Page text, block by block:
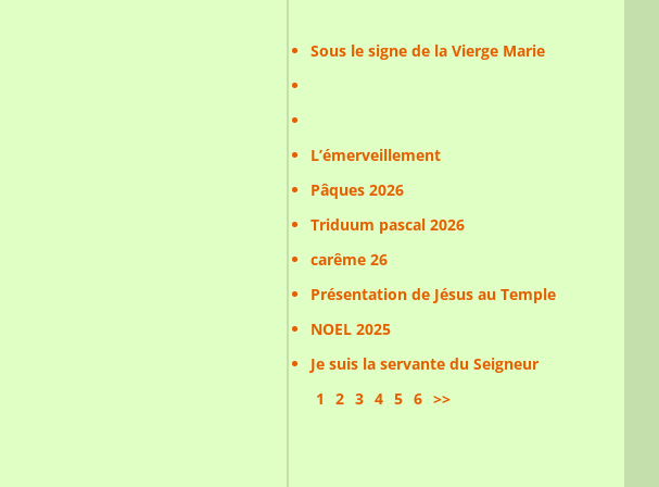
Sous le signe de la Vierge Marie
L’émerveillement
Pâques 2026
Triduum pascal 2026
carême 26
Présentation de Jésus au Temple
NOEL 2025
Je suis la servante du Seigneur
1
2 3 4 5 6 >>